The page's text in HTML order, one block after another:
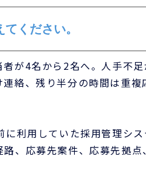
ください。
が4名から2名へ。人手不
絡、残り半分の時間は重
利用していた採用管理シ
、応募先案件、応募先拠